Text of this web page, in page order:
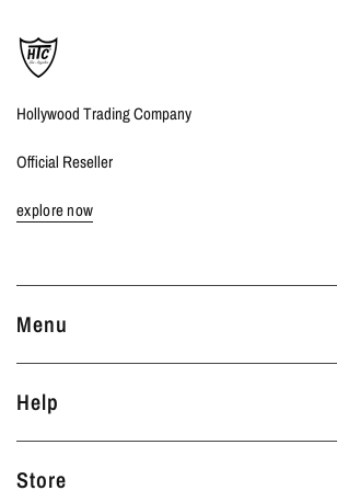
Hollywood Trading Company
Official Reseller
explore now
Menu
Help
Store